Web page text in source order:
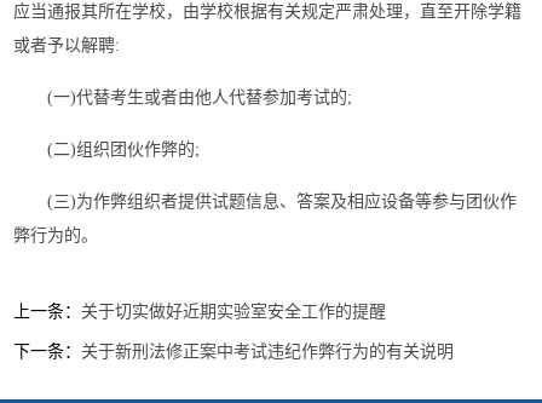
应当通报其所在学校，由学校根据有关规定严肃处理，直至开除学籍
或者予以解聘:
(一)代替考生或者由他人代替参加考试的;
(二)组织团伙作弊的;
(三)为作弊组织者提供试题信息、答案及相应设备等参与团伙作
弊行为的。
上一条： 关于切实做好近期实验室安全工作的提醒
下一条： 关于新刑法修正案中考试违纪作弊行为的有关说明